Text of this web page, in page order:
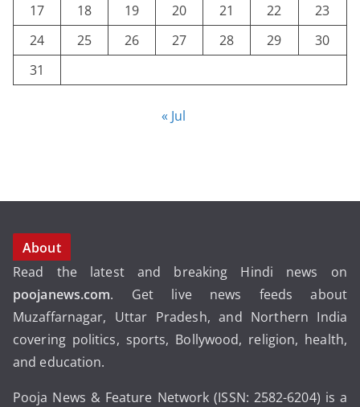
17
18 19 20 21 22
23
24
25 26 27 28 29
30
31
« Jul
About
Read the latest and breaking Hindi news on
poojanews.com. Get live news feeds about
Muzaffarnagar, Uttar Pradesh, and Northern India
covering politics, sports, Bollywood, religion, health,
and education.
Pooja News & Feature Network (ISSN: 2582-6204) is a